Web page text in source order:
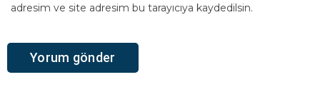
adresim ve site adresim bu tarayıcıya kaydedilsin.